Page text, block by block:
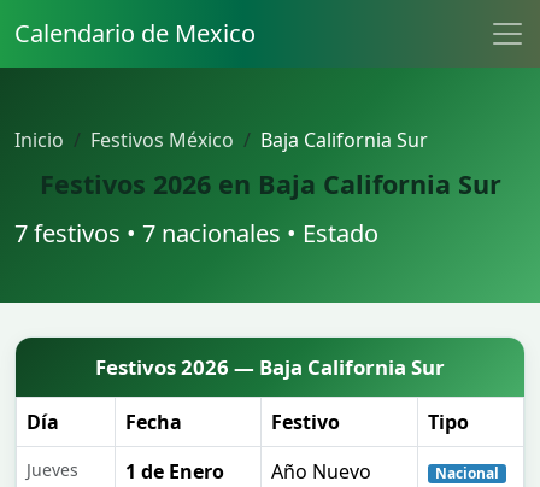
Calendario de Mexico
Inicio Festivos México Baja California Sur
Festivos 2026 en Baja California Sur
7 festivos • 7 nacionales • Estado
Festivos 2026 — Baja California Sur
Día Fecha Festivo Tipo
Jueves 1 de Enero Año Nuevo Nacional